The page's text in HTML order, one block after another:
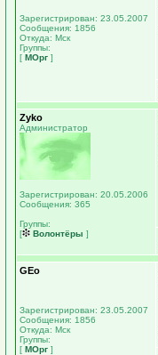
Зарегистрирован: 23.05.2007
Сообщения: 1856
Откуда: Мск
Группы:
[ МОрг ]
Zyko
Администратор
Зарегистрирован: 20.05.2006
Сообщения: 365
Группы:
[
Волонтёры ]
GEo
Зарегистрирован: 23.05.2007
Сообщения: 1856
Откуда: Мск
Группы:
[ МОрг ]